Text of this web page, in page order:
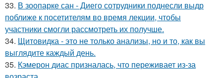
33. В зоопарке сан - Диего сотрудники поднесли выдр
поближе к посетителям во время лекции, чтобы
участники смогли рассмотреть их получше.
34. Щитовидка - это не только анализы, но и то, как вы
выглядите каждый день.
35. Кэмерон диас призналась, что переживает из-за